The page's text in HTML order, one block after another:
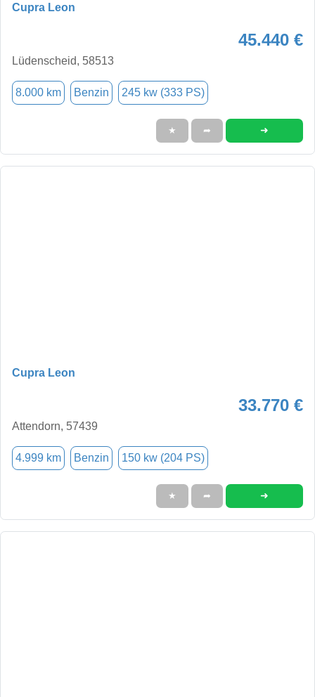
Cupra Leon
45.440 €
Lüdenscheid, 58513
8.000 km Benzin 245 kw (333 PS)
★ ➦ ➜
Cupra Leon
33.770 €
Attendorn, 57439
4.999 km Benzin 150 kw (204 PS)
★ ➦ ➜